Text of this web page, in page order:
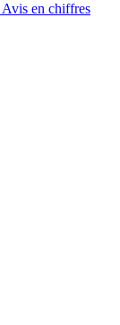
Avis en chiffres